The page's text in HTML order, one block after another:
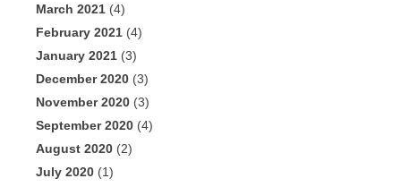
March 2021 (4)
February 2021 (4)
January 2021 (3)
December 2020 (3)
November 2020 (3)
September 2020 (4)
August 2020 (2)
July 2020 (1)